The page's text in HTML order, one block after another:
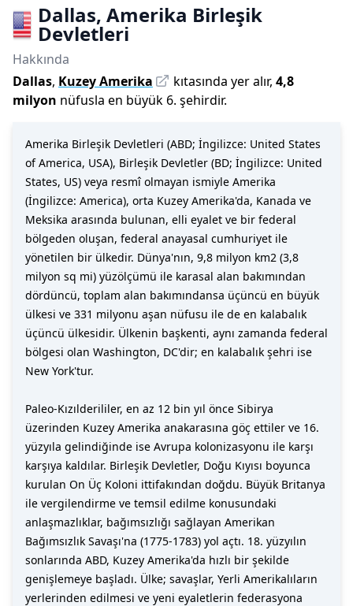
Dallas, Amerika Birleşik
Devletleri
Hakkında
Dallas, Kuzey Amerika kıtasında yer alır, 4,8
milyon nüfusla en büyük 6. şehirdir.
Amerika Birleşik Devletleri (ABD; İngilizce: United States
of America, USA), Birleşik Devletler (BD; İngilizce: United
States, US) veya resmî olmayan ismiyle Amerika
(İngilizce: America), orta Kuzey Amerika'da, Kanada ve
Meksika arasında bulunan, elli eyalet ve bir federal
bölgeden oluşan, federal anayasal cumhuriyet ile
yönetilen bir ülkedir. Dünya'nın, 9,8 milyon km2 (3,8
milyon sq mi) yüzölçümü ile karasal alan bakımından
dördüncü, toplam alan bakımındansa üçüncü en büyük
ülkesi ve 331 milyonu aşan nüfusu ile de en kalabalık
üçüncü ülkesidir. Ülkenin başkenti, aynı zamanda federal
bölgesi olan Washington, DC'dir; en kalabalık şehri ise
New York'tur.
Paleo-Kızılderililer, en az 12 bin yıl önce Sibirya
üzerinden Kuzey Amerika anakarasına göç ettiler ve 16.
yüzyıla gelindiğinde ise Avrupa kolonizasyonu ile karşı
karşıya kaldılar. Birleşik Devletler, Doğu Kıyısı boyunca
kurulan On Üç Koloni ittifakından doğdu. Büyük Britanya
ile vergilendirme ve temsil edilme konusundaki
anlaşmazlıklar, bağımsızlığı sağlayan Amerikan
Bağımsızlık Savaşı'na (1775-1783) yol açtı. 18. yüzyılın
sonlarında ABD, Kuzey Amerika'da hızlı bir şekilde
genişlemeye başladı. Ülke; savaşlar, Yerli Amerikalıların
yerlerinden edilmesi ve yeni eyaletlerin federasyona